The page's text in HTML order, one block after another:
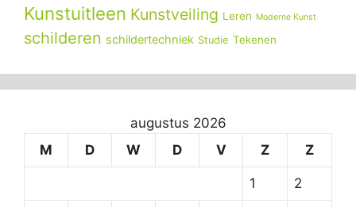
Kunstuitleen Kunstveiling Leren Moderne Kunst
schilderen schildertechniek Studie Tekenen
augustus 2026
M
D W D V Z Z
1 2